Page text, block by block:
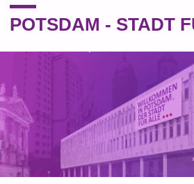
POTSDAM - STADT